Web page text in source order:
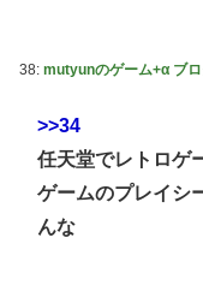
38: mutyunのゲーム+α ブロ
>>34
任天堂でレトロゲ
ゲームのプレイシ
んな